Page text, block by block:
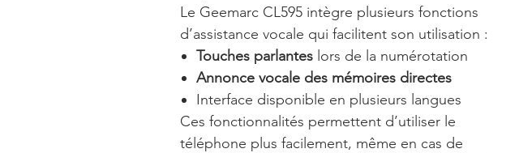
Le Geemarc CL595 intègre plusieurs fonctions
d’assistance vocale qui facilitent son utilisation :
Touches parlantes lors de la numérotation
Annonce vocale des mémoires directes
Interface disponible en plusieurs langues
Ces fonctionnalités permettent d’utiliser le
téléphone plus facilement, même en cas de